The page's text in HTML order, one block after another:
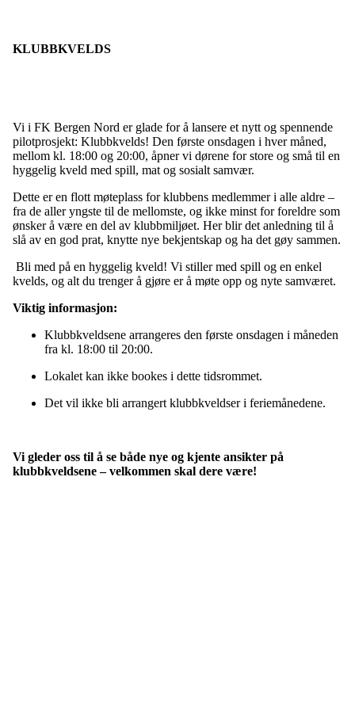
KLUBBKVELDS
Vi i FK Bergen Nord er glade for å lansere et nytt og spennende
pilotprosjekt: Klubbkvelds! Den første onsdagen i hver måned,
mellom kl. 18:00 og 20:00, åpner vi dørene for store og små til en
hyggelig kveld med spill, mat og sosialt samvær.
Dette er en flott møteplass for klubbens medlemmer i alle aldre –
fra de aller yngste til de mellomste, og ikke minst for foreldre som
ønsker å være en del av klubbmiljøet. Her blir det anledning til å
slå av en god prat, knytte nye bekjentskap og ha det gøy sammen.
Bli med på en hyggelig kveld! Vi stiller med spill og en enkel
kvelds, og alt du trenger å gjøre er å møte opp og nyte samværet.
Viktig informasjon:
Klubbkveldsene arrangeres den første onsdagen i måneden
fra kl. 18:00 til 20:00.
Lokalet kan ikke bookes i dette tidsrommet.
Det vil ikke bli arrangert klubbkveldser i feriemånedene.
Vi gleder oss til å se både nye og kjente ansikter på
klubbkveldsene – velkommen skal dere være!